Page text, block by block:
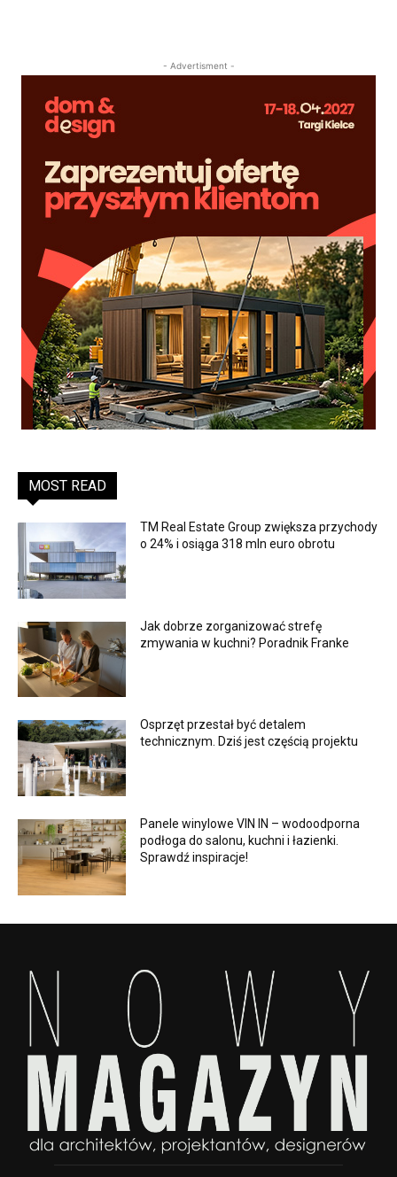
- Advertisment -
MOST READ
TM Real Estate Group zwiększa przychody
o 24% i osiąga 318 mln euro obrotu
Jak dobrze zorganizować strefę
zmywania w kuchni? Poradnik Franke
Osprzęt przestał być detalem
technicznym. Dziś jest częścią projektu
Panele winylowe VIN IN – wodoodporna
podłoga do salonu, kuchni i łazienki.
Sprawdź inspiracje!